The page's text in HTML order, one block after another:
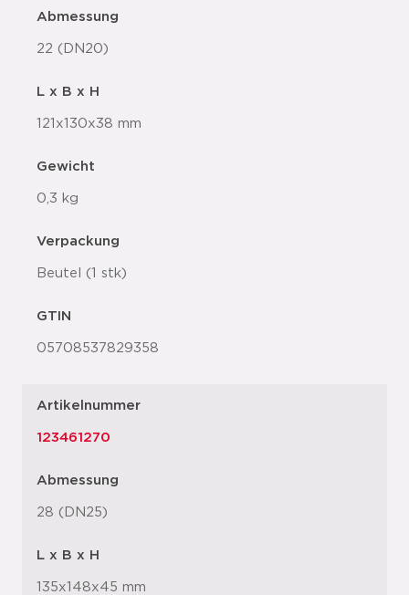
Abmessung
22 (DN20)
L x B x H
121x130x38 mm
Gewicht
0,3 kg
Verpackung
Beutel (1 stk)
GTIN
05708537829358
Artikelnummer
123461270
Abmessung
28 (DN25)
L x B x H
135x148x45 mm